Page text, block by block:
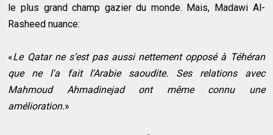
le plus grand champ gazier du monde. Mais, Madawi Al-
Rasheed nuance:
«Le Qatar ne s’est pas aussi nettement opposé à Téhéran
que ne l'a fait l'Arabie saoudite. Ses relations avec
Mahmoud Ahmadinejad ont même connu une
amélioration.»